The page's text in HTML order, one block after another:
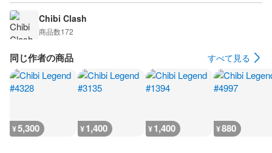
Chibi Clash
商品数172
同じ作者の商品 すべて見る
¥5,300 ¥1,400 ¥1,400 ¥880